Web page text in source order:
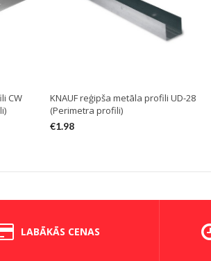
CW
KNAUF reģipša metāla profili UD-28
(Perimetra profili)
€1.98
LABĀKĀS CENAS